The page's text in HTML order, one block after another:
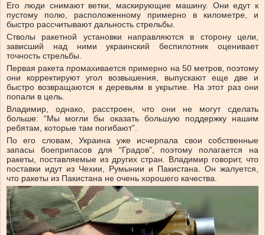
Его люди снимают ветки, маскирующие машину. Они едут к
пустому полю, расположенному примерно в километре, и
быстро рассчитывают дальность стрельбы.
Стволы ракетной установки направляются в сторону цели,
зависший над ними украинский беспилотник оценивает
точность стрельбы.
Первая ракета промахивается примерно на 50 метров, поэтому
они корректируют угол возвышения, выпускают еще две и
быстро возвращаются к деревьям в укрытие. На этот раз они
попали в цель.
Владимир, однако, расстроен, что они не могут сделать
больше: “Мы могли бы оказать большую поддержку нашим
ребятам, которые там погибают”.
По его словам, Украина уже исчерпала свои собственные
запасы боеприпасов для “Градов”, поэтому полагается на
ракеты, поставляемые из других стран. Владимир говорит, что
поставки идут из Чехии, Румынии и Пакистана. Он жалуется,
что ракеты из Пакистана не очень хорошего качества.